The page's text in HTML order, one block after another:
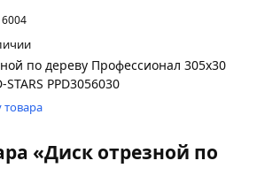
по дереву Профессионал 305х30
PPD3056030
товара
«Диск отрезной по